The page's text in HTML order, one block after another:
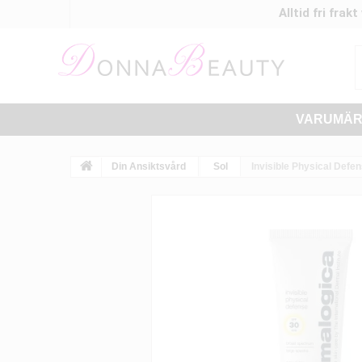
Alltid fri frakt
Din Ansiktsvård Sol Invisible Physical